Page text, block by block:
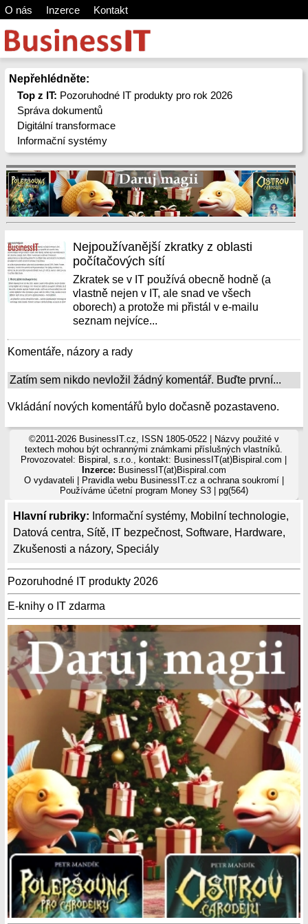
O nás Inzerce Kontakt
Nepřehlédněte:
Top z IT: Pozoruhodné IT produkty pro rok 2026
Správa dokumentů
Digitální transformace
Informační systémy
Hlavní rubriky: Informační systémy, Mobilní technologie,
Datová centra, Sítě, IT bezpečnost, Software, Hardware,
Zkušenosti a názory, Speciály
Pozoruhodné IT produkty 2026
E-knihy o IT zdarma
Nejpoužívanější zkratky z oblasti
počítačových sítí
Zkratek se v IT používá obecně hodně (a
vlastně nejen v IT, ale snad ve všech
oborech) a protože mi přistál v e-mailu
seznam nejvíce...
Komentáře, názory a rady
Zatím sem nikdo nevložil žádný komentář. Buďte první...
Vkládání nových komentářů bylo dočasně pozastaveno.
©2011-2026 BusinessIT.cz, ISSN 1805-0522 | Názvy použité v
textech mohou být ochrannými známkami příslušných vlastníků.
Provozovatel: Bispiral, s.r.o., kontakt: BusinessIT(at)Bispiral.com |
Inzerce: BusinessIT(at)Bispiral.com
O vydavateli
Pravidla webu BusinessIT.cz a ochrana soukromí|
Používáme účetní program Money S3| pg(564)